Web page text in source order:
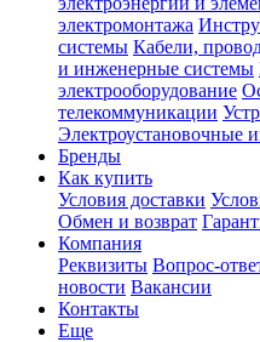
электромонтажа
системы Кабели,
и инженерные системы
электрооборудование
телекоммуникации
Электроустановочные
Бренды
Как купить
Условия доставки
Обмен и возврат
Компания
Реквизиты Вопрос-
новости Вакансии
Контакты
Еще